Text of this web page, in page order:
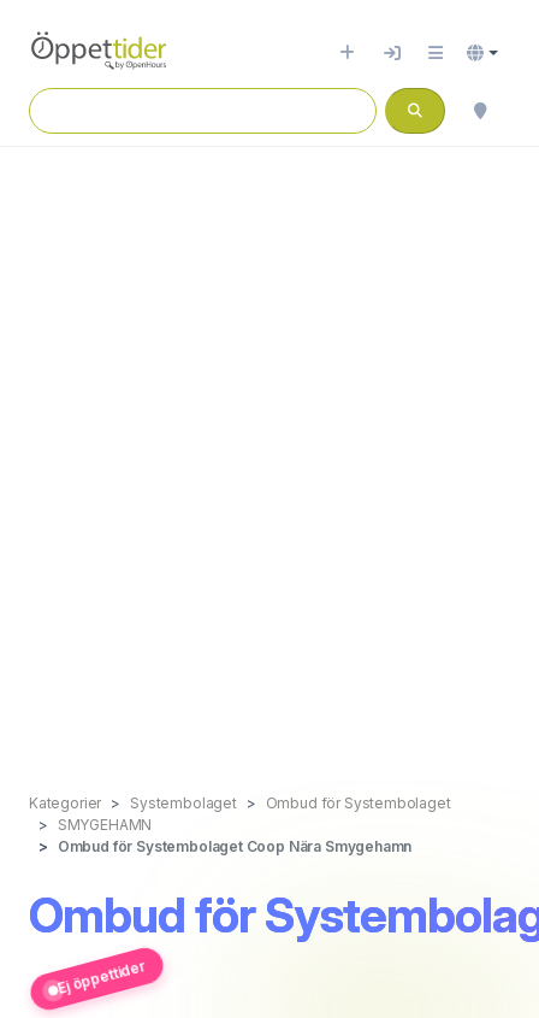
Kategorier Systembolaget
Ombud för Systembolaget
SMYGEHAMN
Ombud för Systembolaget Coop Nära Smygehamn
Ombud för
Ej öppettider